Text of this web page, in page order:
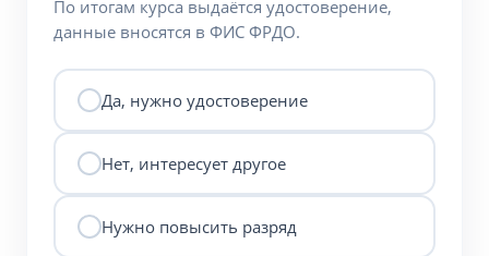
По итогам курса выдаётся удостоверение,
данные вносятся в ФИС ФРДО.
Да, нужно удостоверение
Нет, интересует другое
Нужно повысить разряд